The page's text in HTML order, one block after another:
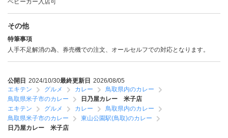
ベビーカー入店可
その他
特筆事項
人手不足解消の為、券売機での注文、オールセルフでの対応となります。
公開日 2024/10/30最終更新日 2026/08/05
エキテン
グルメ カレー
鳥取県内のカレー
鳥取県米子市のカレー
日乃屋カレー 米子店
エキテン
グルメ カレー
鳥取県内のカレー
鳥取県米子市のカレー
東山公園駅(鳥取)のカレー
日乃屋カレー 米子店